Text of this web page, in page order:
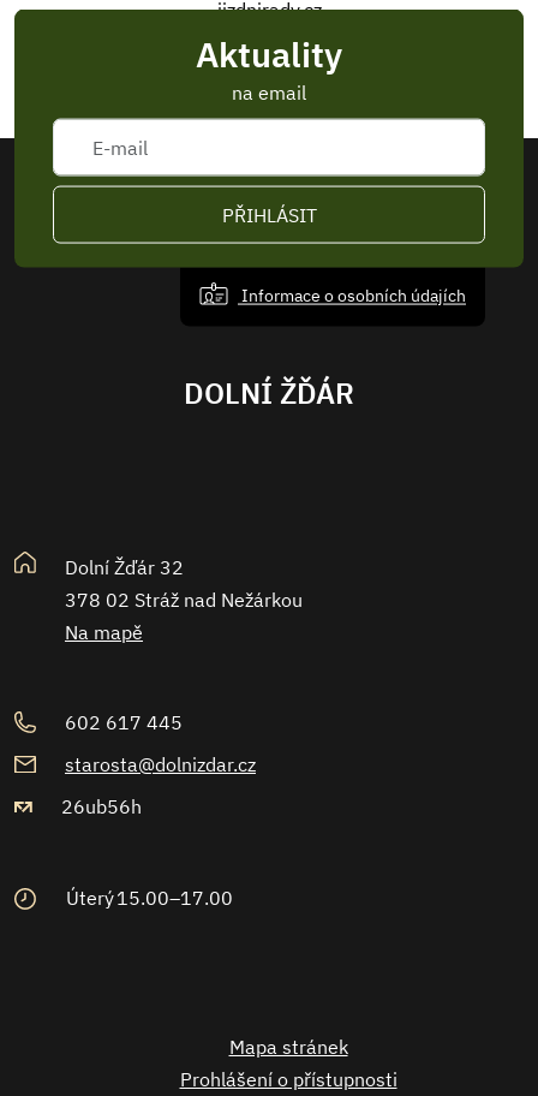
jizdnirady.cz
Aktuality
na email
PŘIHLÁSIT
Informace o osobních údajích
DOLNÍ ŽĎÁR
Dolní Žďár 32
378 02 Stráž nad Nežárkou
Na mapě
602 617 445
starosta@dolnizdar.cz
26ub56h
Úterý15.00–17.00
Mapa stránek
Prohlášení o přístupnosti